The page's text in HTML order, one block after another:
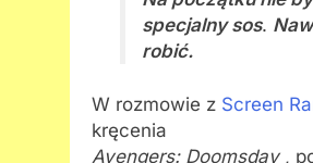
specjalny sos.
robić.
W rozmowie z Screen
kręcenia
Avengers: Doomsday,